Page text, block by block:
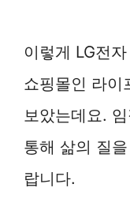
이렇게 LG전
쇼핑몰인 라이
보았는데요.
통해 삶의 질
랍니다.